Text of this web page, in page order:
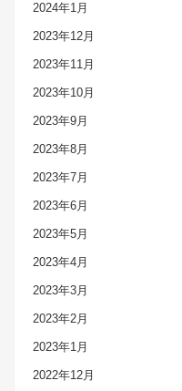
2024年1月
2023年12月
2023年11月
2023年10月
2023年9月
2023年8月
2023年7月
2023年6月
2023年5月
2023年4月
2023年3月
2023年2月
2023年1月
2022年12月